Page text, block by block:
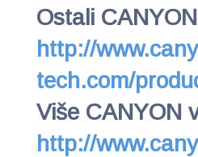
Ostali
http://
tech.com/
Više CANYON
http://